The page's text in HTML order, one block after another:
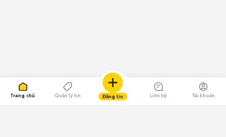
Trang chủ Quản lý tin Đăng tin Liên hệ Tài khoản